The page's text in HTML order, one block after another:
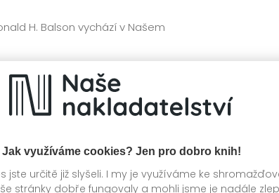
Jak využíváme cookies? Jen pro dobro knih!
jste určitě již slyšeli. I my je využíváme ke
stránky dobře fungovaly a mohli jsme je nadále
H. Balson vychází v Našem